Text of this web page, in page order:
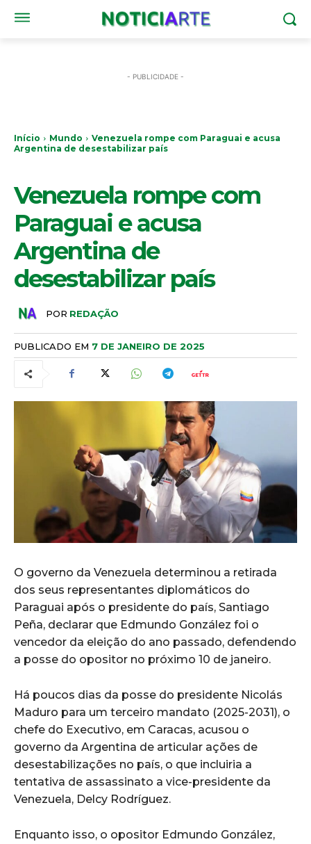
- PUBLICIDADE -
Início Mundo
Venezuela rompe com Paraguai e acusa
Argentina de desestabilizar país
Venezuela rompe com
Paraguai e acusa
Argentina de
desestabilizar país
POR REDAÇÃO
PUBLICADO EM 7 DE JANEIRO DE 2025
O governo da Venezuela determinou a retirada
dos seus representantes diplomáticos do
Paraguai após o presidente do país, Santiago
Peña, declarar que Edmundo González foi o
vencedor da eleição do ano passado, defendendo
a posse do opositor no próximo 10 de janeiro.
Há poucos dias da posse do presidente Nicolás
Maduro para um terceiro mandato (2025-2031), o
chefe do Executivo, em Caracas, acusou o
governo da Argentina de articular ações de
desestabilizações no país, o que incluiria a
tentativa de assassinato a vice-presidente da
Venezuela, Delcy Rodríguez.
Enquanto isso, o opositor Edmundo González,